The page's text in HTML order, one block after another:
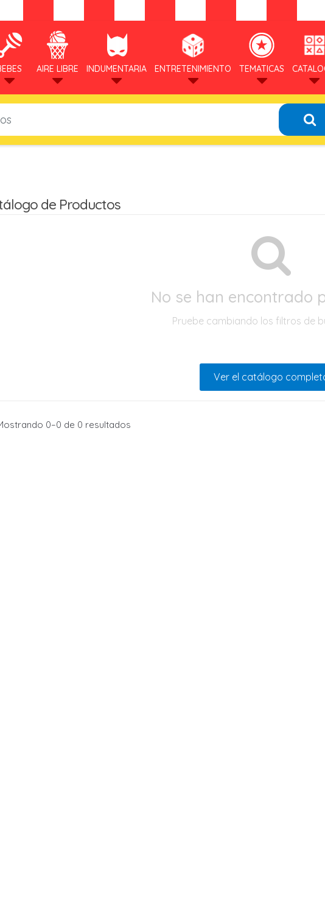
AIRE LIBRE INDUMENTARIA ENTRETENIMIENTO TEMATICAS
de Productos
No se han encontrado
Pruebe cambiando los filtros de
Ver el catálogo
0–0 de 0 resultados